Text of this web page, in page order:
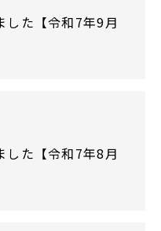
した【令和7年9月
した【令和7年8月